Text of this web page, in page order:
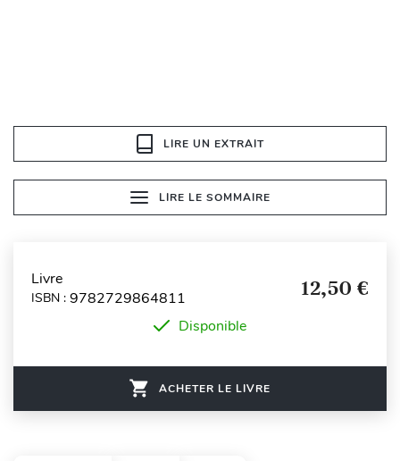
LIRE UN EXTRAIT
LIRE LE SOMMAIRE
Livre
ISBN : 9782729864811 12,50 €
Disponible
ACHETER LE LIVRE